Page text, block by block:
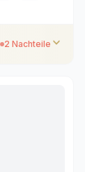
2 Nachteile